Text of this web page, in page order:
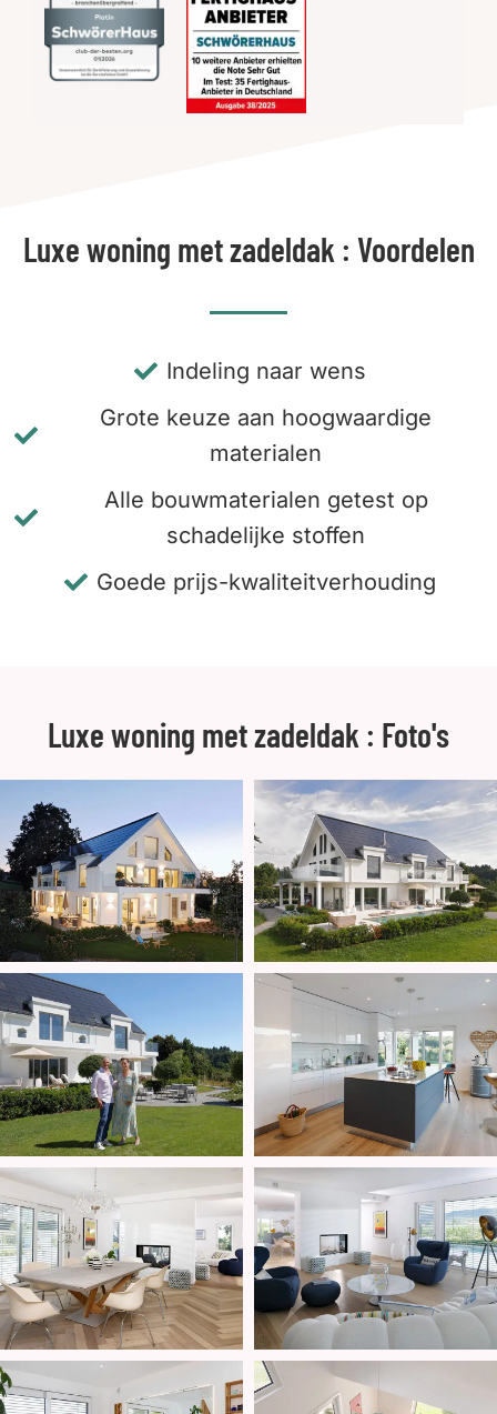
Luxe woning met zadeldak : Voordelen
Indeling naar wens
Grote keuze aan hoogwaardige
materialen
Alle bouwmaterialen getest op
schadelijke stoffen
Goede prijs-kwaliteitverhouding
Luxe woning met zadeldak : Foto's